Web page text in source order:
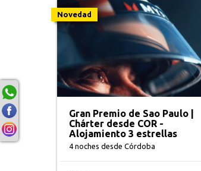
Novedad
Gran Premio de Sao Paulo |
Chárter desde COR -
Alojamiento 3 estrellas
4 noches desde Córdoba